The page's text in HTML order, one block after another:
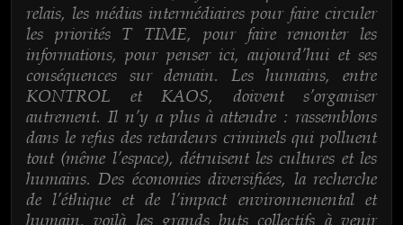
relais, les médias intermédiaires pour faire circuler
les priorités T TIME, pour faire remonter les
informations, pour penser ici, aujourd’hui et ses
conséquences sur demain. Les humains, entre
KONTROL et KAOS, doivent s’organiser
autrement. Il n’y a plus à attendre : rassemblons
dans le refus des retardeurs criminels qui polluent
tout (même l’espace), détruisent les cultures et les
humains. Des économies diversifiées, la recherche
de l’éthique et de l’impact environnemental et
humain, voilà les grands buts collectifs à venir